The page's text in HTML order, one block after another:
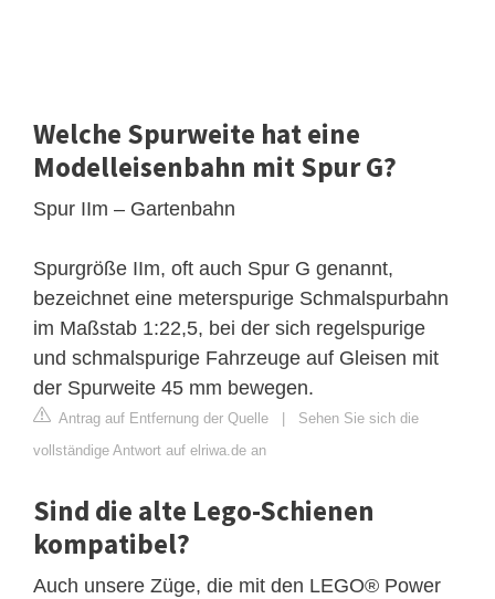
Welche Spurweite hat eine
Modelleisenbahn mit Spur G?
Spur IIm – Gartenbahn
Spurgröße IIm, oft auch Spur G genannt,
bezeichnet eine meterspurige Schmalspurbahn
im Maßstab 1:22,5, bei der sich regelspurige
und schmalspurige Fahrzeuge auf Gleisen mit
der Spurweite 45 mm bewegen.
Antrag auf Entfernung der Quelle
Sehen Sie sich die
vollständige Antwort auf elriwa.de an
Sind die alte Lego-Schienen
kompatibel?
Auch unsere Züge, die mit den LEGO® Power